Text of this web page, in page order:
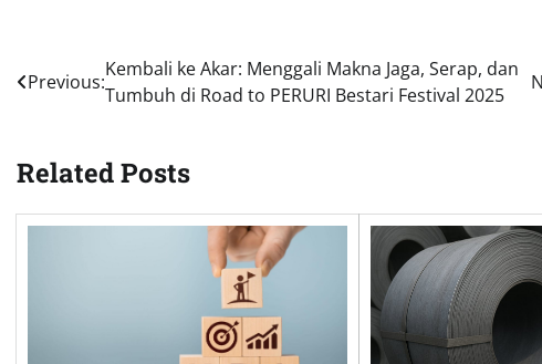
Post
navigation
Previous:
Kembali ke Akar: Menggali Makna Jaga, Serap, dan
Tumbuh di Road to PERURI Bestari Festival 2025
Related Posts